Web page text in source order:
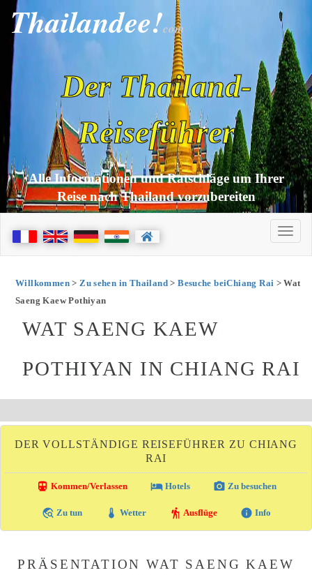
Thailandee!com
Der Thailand-
Reiseführer
Alle Informationen und Ratschläge um Ihrer
Reise nach Thailand vorzubereiten
Willkommen>Zu sehen in Thailand>Besuche beiChiang Rai > Wat
Saeng Kaew Pothiyan
WAT SAENG KAEW
POTHIYAN IN CHIANG RAI
DER VOLLSTÄNDIGE REISEFÜHRER ZU CHIANG
RAI
directions_transit Kommen/Verlassen local_hotelHotels photo_camera Zu besuchen
travel_explore Zu tun thermostat Wetter hiking Ausflüge info Info
PRÄSENTATION WAT SAENG KAEW